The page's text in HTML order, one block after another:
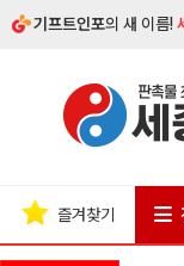
기프트인포의 새 이름!
즐겨찾기